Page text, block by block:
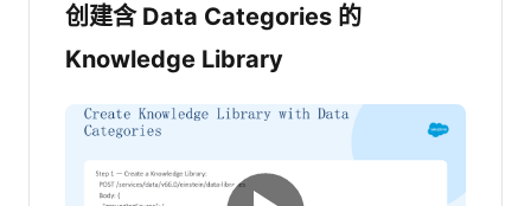
创建含 Data Categories 的
Knowledge Library